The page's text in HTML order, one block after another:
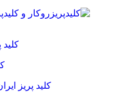
کلید
کلید پریز ایران